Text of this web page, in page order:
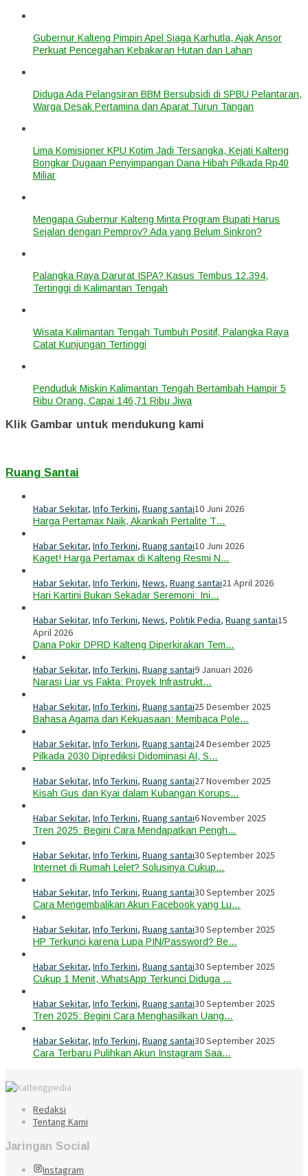
Gubernur Kalteng Pimpin Apel Siaga Karhutla, Ajak Ansor
Perkuat Pencegahan Kebakaran Hutan dan Lahan
Diduga Ada Pelangsiran BBM Bersubsidi di SPBU Pelantaran,
Warga Desak Pertamina dan Aparat Turun Tangan
Lima Komisioner KPU Kotim Jadi Tersangka, Kejati Kalteng
Bongkar Dugaan Penyimpangan Dana Hibah Pilkada Rp40
Miliar
Mengapa Gubernur Kalteng Minta Program Bupati Harus
Sejalan dengan Pemprov? Ada yang Belum Sinkron?
Palangka Raya Darurat ISPA? Kasus Tembus 12.394,
Tertinggi di Kalimantan Tengah
Wisata Kalimantan Tengah Tumbuh Positif, Palangka Raya
Catat Kunjungan Tertinggi
Penduduk Miskin Kalimantan Tengah Bertambah Hampir 5
Ribu Orang, Capai 146,71 Ribu Jiwa
Klik Gambar untuk mendukung kami
Ruang Santai
Habar Sekitar, Info Terkini, Ruang santai10 Juni 2026
Harga Pertamax Naik, Akankah Pertalite T…
Habar Sekitar, Info Terkini, Ruang santai10 Juni 2026
Kaget! Harga Pertamax di Kalteng Resmi N…
Habar Sekitar, Info Terkini, News, Ruang santai21 April 2026
Hari Kartini Bukan Sekadar Seremoni: Ini…
Habar Sekitar, Info Terkini, News, Politik Pedia, Ruang santai15
April 2026
Dana Pokir DPRD Kalteng Diperkirakan Tem…
Habar Sekitar, Info Terkini, Ruang santai9 Januari 2026
Narasi Liar vs Fakta: Proyek Infrastrukt…
Habar Sekitar, Info Terkini, Ruang santai25 Desember 2025
Bahasa Agama dan Kekuasaan: Membaca Pole…
Habar Sekitar, Info Terkini, Ruang santai24 Desember 2025
Pilkada 2030 Diprediksi Didominasi AI, S…
Habar Sekitar, Info Terkini, Ruang santai27 November 2025
Kisah Gus dan Kyai dalam Kubangan Korups…
Habar Sekitar, Info Terkini, Ruang santai6 November 2025
Tren 2025: Begini Cara Mendapatkan Pengh…
Habar Sekitar, Info Terkini, Ruang santai30 September 2025
Internet di Rumah Lelet? Solusinya Cukup…
Habar Sekitar, Info Terkini, Ruang santai30 September 2025
Cara Mengembalikan Akun Facebook yang Lu…
Habar Sekitar, Info Terkini, Ruang santai30 September 2025
HP Terkunci karena Lupa PIN/Password? Be…
Habar Sekitar, Info Terkini, Ruang santai30 September 2025
Cukup 1 Menit, WhatsApp Terkunci Diduga …
Habar Sekitar, Info Terkini, Ruang santai30 September 2025
Tren 2025: Begini Cara Menghasilkan Uang…
Habar Sekitar, Info Terkini, Ruang santai30 September 2025
Cara Terbaru Pulihkan Akun Instagram Saa…
Redaksi
Tentang Kami
Jaringan Social
Instagram